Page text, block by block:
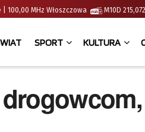
| 100,00 MHz Włoszczowa M10D
SPORT KULTURA